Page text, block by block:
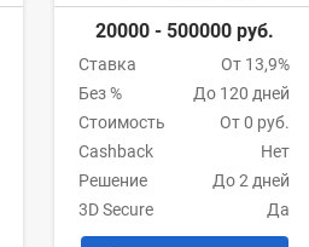
20000 - 500000 руб.
Ставка
От 13,9%
Без %
До 120 дней
Стоимость
От 0 руб.
Cashback
Нет
Решение
До 2 дней
3D Secure
Да